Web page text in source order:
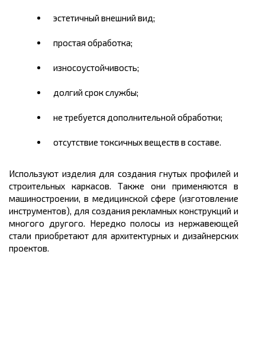
эстетичный внешний вид;
простая обработка;
износоустойчивость;
долгий срок службы;
не требуется дополнительной обработки;
отсутствие токсичных веществ в составе.
Используют изделия для создания гнутых профилей и
строительных каркасов. Также они применяются в
машиностроении, в медицинской сфере (изготовление
инструментов), для создания рекламных конструкций и
многого другого. Нередко полосы из нержавеющей
стали приобретают для архитектурных и дизайнерских
проектов.